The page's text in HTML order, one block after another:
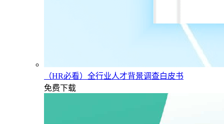
（HR必看）全行业人才背景调查白皮书
免费下载